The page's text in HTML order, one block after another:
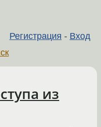
Регистрация - Вход
из